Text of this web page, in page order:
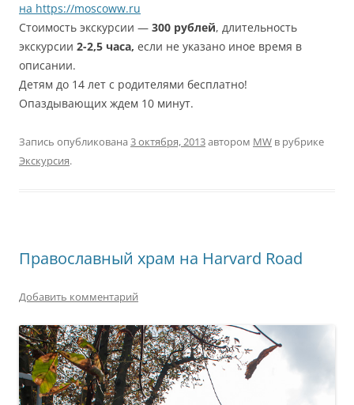
на https://moscoww.ru
Стоимость экскурсии — 300 рублей, длительность
экскурсии 2-2,5 часа, если не указано иное время в
описании.
Детям до 14 лет с родителями бесплатно!
Опаздывающих ждем 10 минут.
Запись опубликована 3 октября, 2013автором MW в рубрике
Экскурсия.
Православный храм на Harvard Road
Добавить комментарий